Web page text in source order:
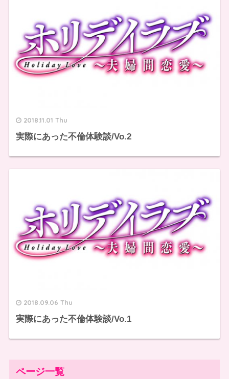
2018.11.01 Thu
実際にあった不倫体験談/Vo.2
2018.09.06 Thu
実際にあった不倫体験談/Vo.1
ページ一覧